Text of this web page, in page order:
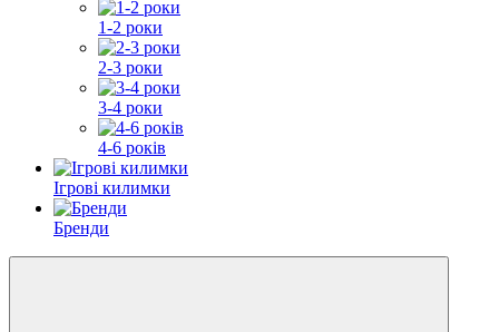
1-2 роки
2-3 роки
3-4 роки
4-6 років
Ігрові килимки
Бренди